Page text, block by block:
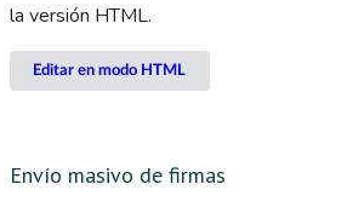
la versión HTML.
Editar en modo HTML
Envío masivo de firmas